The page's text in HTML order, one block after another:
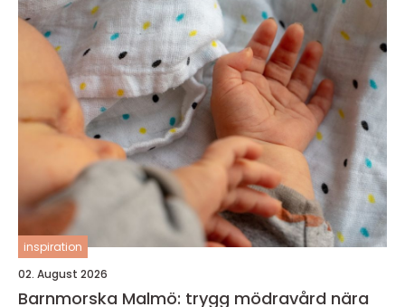
inspiration
02. August 2026
Barnmorska Malmö: trygg mödravård nära